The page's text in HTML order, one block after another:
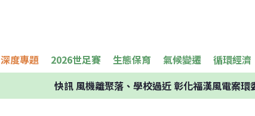
深度專題 2026世足賽 生態保育 氣候變遷 循環經濟
快訊風機離聚落、學校過近 彰化福漢風電案環